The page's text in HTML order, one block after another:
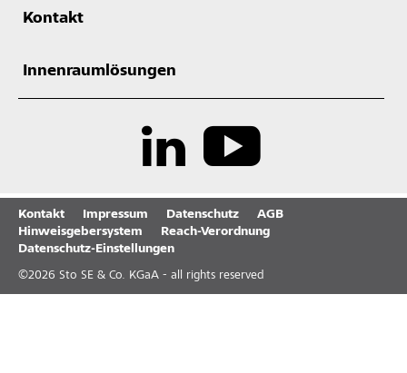
Kontakt
Innenraumlösungen
Kontakt Impressum Datenschutz
AGB
Hinweisgebersystem
Reach-Verordnung
Datenschutz-Einstellungen
©2026 Sto SE & Co. KGaA - all rights reserved